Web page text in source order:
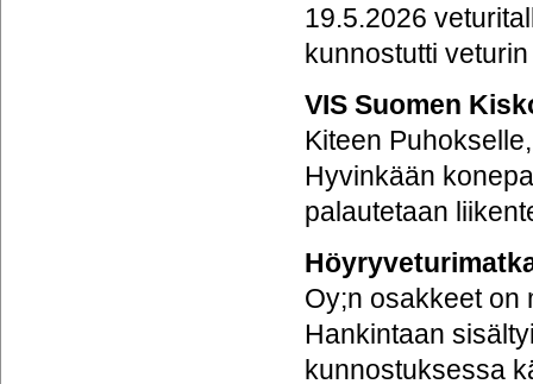
19.5.2026
kunnostutti
VIS Suomen
Kiteen
Hyvinkään
palautetaan
Oy;n osakkeet on
Hankintaan
kunnostuksessa